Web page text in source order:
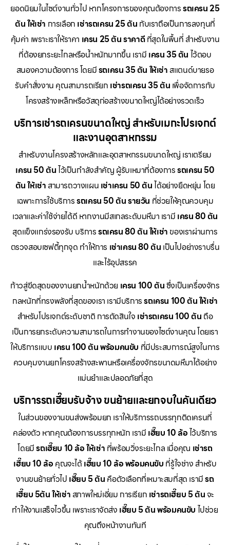
ยอดนิยมในไซต์งานทั่วไป หากโครงการของคุณต้องการรถเครน 25
ตัน ให้เช่า การเลือก เช่ารถเครน 25 ตัน กับเราถือเป็นการลงทุนที่
คุ้มค่า เพราะเราให้ราคา เครน 25 ตัน ราคาดีที่สุดในพื้นที่ สำหรับงาน
ที่ต้องยกระยะไกลหรือน้ำหนักมากขึ้น เรามี เครน 35 ตัน ไว้ตอบ
สนองความต้องการ โดยมีรถเครน 35 ตัน ให้เช่า สแตนด์บายรอ
รับคำสั่งงาน คุณสามารถเรียก เช่ารถเครน 35 ตัน เพื่อจัดการกับ
โครงสร้างเหล็กหรือวัสดุก่อสร้างขนาดใหญ่ได้อย่างรวดเร็ว
บริการเช่ารถเครนขนาดใหญ่ สำหรับเมกะโปรเจกต์
และงานอุตสาหกรรม
สำหรับงานโครงสร้างหลักและอุตสาหกรรมขนาดใหญ่ เราเตรียม
เครน 50 ตันไว้เป็นกำลังสำคัญ ผู้รับเหมาที่ต้องการรถเครน 50
ตัน ให้เช่า สามารถวางแผน เช่าเครน 50 ตันได้อย่างยืดหยุ่น โดย
เฉพาะการใช้บริการรถเครน 50 ตัน รายวัน ที่ช่วยให้คุณควบคุม
เวลาและค่าใช้จ่ายได้ดี หากงานมีสเกลระดับมหึมา เรามี เครน 80 ตัน
สุดแข็งแกร่งรองรับ บริการรถเครน 80 ตัน ให้เช่า ของเราผ่านการ
ตรวจสอบเซฟตี้ทุกจุด ทำให้การ เช่าเครน 80 ตัน เป็นไปอย่างราบรื่น
และไร้อุปสรรค
ก้าวสู่ขีดสุดของงานยกน้ำหนักด้วย เครน 100 ตันซึ่งเป็นเครื่องจักร
กลหนักที่ทรงพลังที่สุดของเรา เรามีบริการรถเครน 100 ตัน ให้เช่า
สำหรับโปรเจกต์ระดับชาติ การตัดสินใจ เช่ารถเครน 100 ตัน ถือ
เป็นการยกระดับความสามารถในการทำงานของไซต์งานคุณ โดยเรา
ให้บริการแบบ เครน 100 ตัน พร้อมคนขับ ที่มีประสบการณ์สูงในการ
ควบคุมงานยกโครงสร้างสะพานหรือเครื่องจักรขนาดมหึมาได้อย่าง
แม่นยำและปลอดภัยที่สุด
บริการรถเฮี๊ยบรับจ้าง ขนย้ายและยกจบในคันเดียว
ในส่วนของงานขนส่งพร้อมยก เราให้บริการรถบรรทุกติดเครนที่
คล่องตัว หากคุณต้องการบรรทุกหนัก เรามี เฮี๊ยบ 10 ล้อไว้บริการ
โดยมีรถเฮี๊ยบ 10 ล้อ ให้เช่า ที่พร้อมวิ่งระยะไกล เมื่อคุณ เช่ารถ
เฮี๊ยบ 10 ล้อคุณจะได้เฮี๊ยบ 10 ล้อ พร้อมคนขับ ที่รู้ใจช่าง สำหรับ
งานขนย้ายทั่วไป เฮี๊ยบ 5 ตัน คือตัวเลือกที่เหมาะสมที่สุด เรามีรถ
เฮี๊ยบ 5ตัน ให้เช่า สภาพใหม่เอี่ยม การเรียก เช่ารถเฮี๊ยบ 5 ตันจะ
ทำให้งานเสร็จไวขึ้น เพราะเราจัดส่ง เฮี๊ยบ 5 ตัน พร้อมคนขับ ไปช่วย
คุณถึงหน้างานทันที